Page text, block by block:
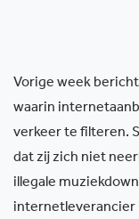
Vorige week
waarin
verkeer te filteren.
dat zij zich niet
illegale
internetleverancier